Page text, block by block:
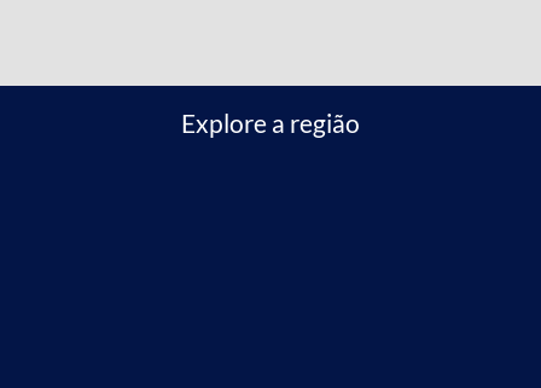
Explore a região